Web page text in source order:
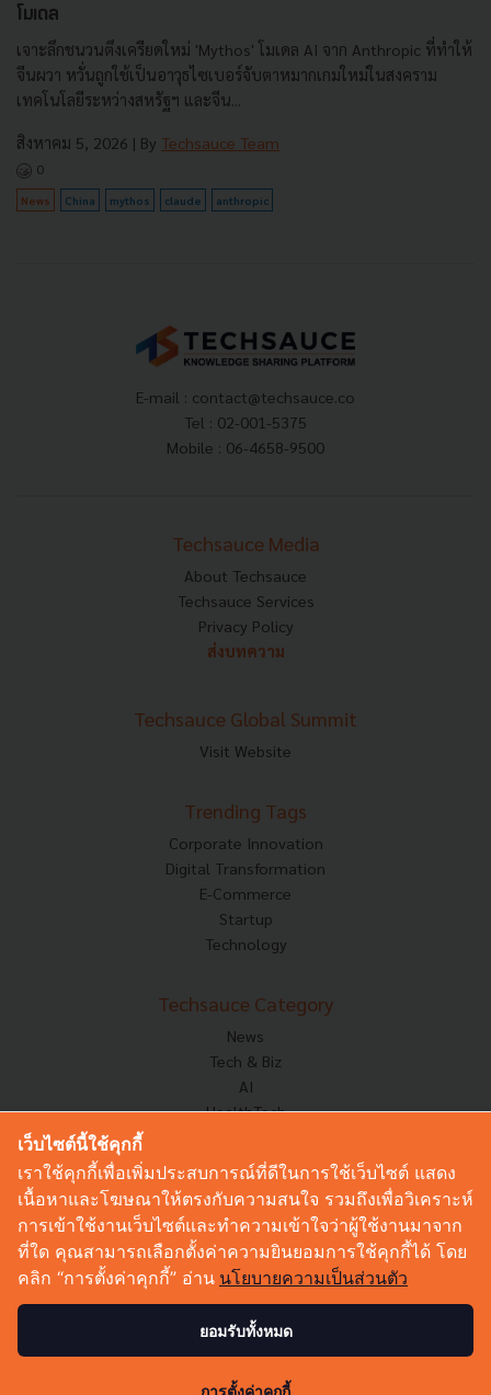
โมเดล
เจาะลึกชนวนตึงเครียดใหม่ 'Mythos' โมเดล AI จาก Anthropic ที่ทำให้
จีนผวา หวั่นถูกใช้เป็นอาวุธไซเบอร์จับตาหมากเกมใหม่ในสงคราม
เทคโนโลยีระหว่างสหรัฐฯ และจีน...
สิงหาคม 5, 2026 | By Techsauce Team
0
News China mythos claude anthropic
E-mail : contact@techsauce.co
Tel : 02-001-5375
Mobile : 06-4658-9500
Techsauce Media
About Techsauce
Techsauce Services
Privacy Policy
ส่งบทความ
Techsauce Global Summit
Visit Website
Trending Tags
Corporate Innovation
Digital Transformation
E-Commerce
Startup
Technology
Techsauce Category
News
Tech & Biz
AI
HealthTech
Corp Innov
Saucy Thoughts
Based On
Sustainable
Videos
Podcast
© Copyright 2026 :Techsauce All rights reserved.
เว็บไซต์นี้ใช้คุกกี้
เราใช้คุกกี้เพื่อเพิ่มประสบการณ์ที่ดีในการใช้เว็บไซต์ แสดง
เนื้อหาและโฆษณาให้ตรงกับความสนใจ รวมถึงเพื่อวิเคราะห์
การเข้าใช้งานเว็บไซต์และทำความเข้าใจว่าผู้ใช้งานมาจาก
ที่ใด คุณสามารถเลือกตั้งค่าความยินยอมการใช้คุกกี้ได้ โดย
คลิก “การตั้งค่าคุกกี้” อ่าน นโยบายความเป็นส่วนตัว
ยอมรับทั้งหมด
การตั้งค่าคุกกี้